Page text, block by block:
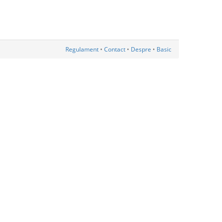
Regulament • Contact • Despre • Basic